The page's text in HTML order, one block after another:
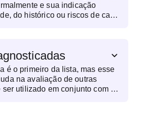
e sua indicação
do histórico ou riscos de cada
para avaliar a necessidade.
é o primeiro da lista, mas esse
na avaliação de outras
utilizado em conjunto com o